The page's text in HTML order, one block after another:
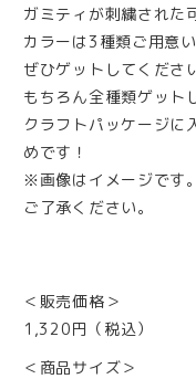
ガミティが刺繍された
カラーは3種類ご用意
ぜひゲットしてくださ
もちろん全種類ゲッ
クラフトパッケージに
めです！
※画像はイメージです
ご了承ください。
＜販売価格＞
1,320円（税込）
＜商品サイズ＞